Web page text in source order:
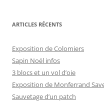
ARTICLES RÉCENTS
Exposition de Colomiers
Sapin Noël infos
3 blocs et un vol d’oie
Exposition de Monferrand
Sauvetage d’un patch